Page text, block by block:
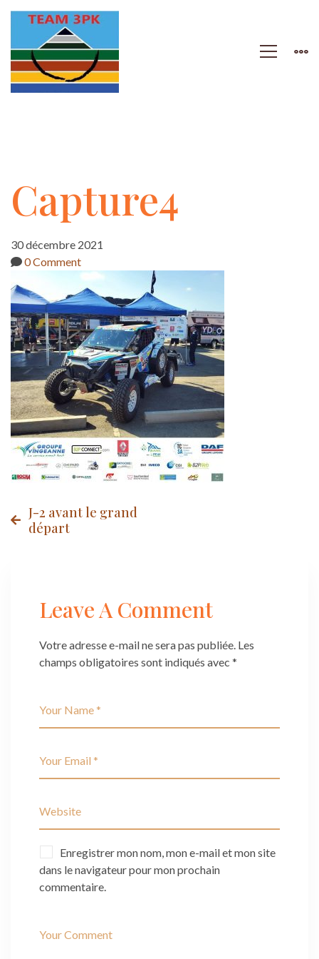
Capture4
Capture4
30 décembre 2021
0 Comment
Post
J-2 avant le grand
départ
Leave A Comment
Votre adresse e-mail ne sera pas publiée. Les
champs obligatoires sont indiqués avec *
Enregistrer mon nom, mon e-mail et mon site
dans le navigateur pour mon prochain
commentaire.